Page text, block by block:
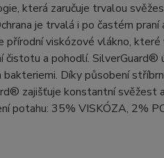
která zaručuje trvalou
je trvalá i po častém
přírodní viskózové vlákno,
čistotu a pohodlí. SilverGuard®
Díky působení
zajišťuje konstantní svěžest
potahu: 35% VISKÓZA, 2%